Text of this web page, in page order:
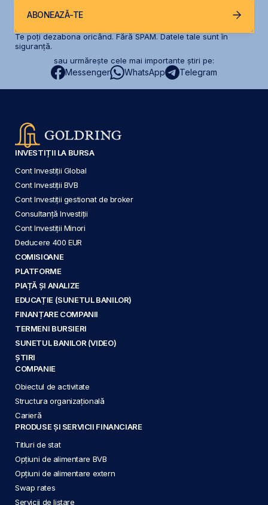
ABONEAZĂ-TE
Te poți dezabona oricând. Fără SPAM. Datele tale sunt în
siguranță.
sau urmărește cele mai importante știri pe:
Messenger WhatsApp Telegram
INVESTIȚII LA BURSA
Cont Investiții Global
Cont Investiții BVB
Cont Investiții gestionat de broker
Consultanță Investiții
Cont Investiții Minori
Deducere 400 EUR
COMISIOANE
PLATFORME
PIAȚĂ ȘI ANALIZE
EDUCAȚIE (SUNETUL BANILOR)
FINANȚARE COMPANII
TERMENI BURSIERI
SUNETUL BANILOR (VIDEO)
ȘTIRI
COMPANIE
Obiectul de activitate
Structura organizațională
Carieră
PRODUSE ȘI SERVICII FINANCIARE
Titluri de stat
Opțiuni de alimentare BVB
Opțiuni de alimentare extern
Swap rates
Servicii de listare